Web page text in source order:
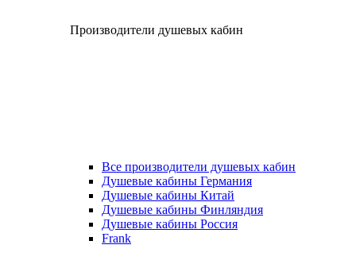
Производители душевых кабин
Все производители душевых кабин
Душевые кабины Германия
Душевые кабины Китай
Душевые кабины Финляндия
Душевые кабины Россия
Frank